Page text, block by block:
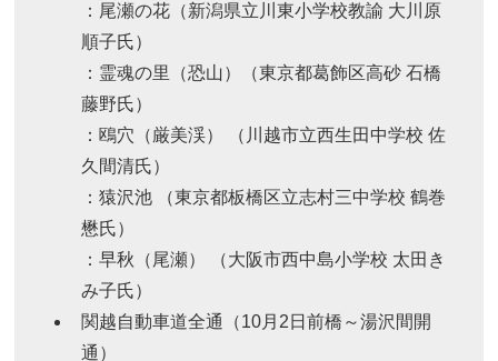
：尾瀬の花（新潟県立川東小学校教諭 大川原
順子氏）
：霊魂の里（恐山）（東京都葛飾区高砂 石橋
藤野氏）
：鴎穴（厳美渓） （川越市立西生田中学校 佐
久間清氏）
：猿沢池 （東京都板橋区立志村三中学校 鶴巻
懋氏）
：早秋（尾瀬） （大阪市西中島小学校 太田き
み子氏）
関越自動車道全通（10月2日前橋～湯沢間開
通）